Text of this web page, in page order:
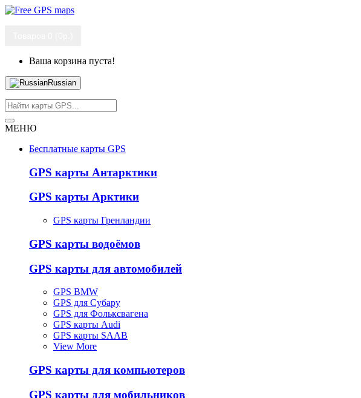
Ваша корзина пуста!
Russian
МЕНЮ
Бесплатные карты GPS
GPS карты Антарктики
GPS карты Арктики
GPS карты Гренландии
GPS карты водоёмов
GPS карты для автомобилей
GPS BMW
GPS для Субару
GPS для Фольксвагена
GPS карты Audi
GPS карты SAAB
View More
GPS карты для компьютеров
GPS карты для мобильников